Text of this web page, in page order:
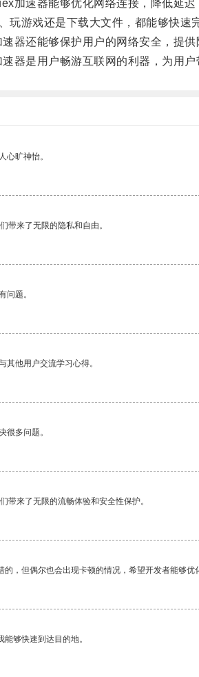
速器能够优化网络连接，降低延迟
游戏还是下载大文件，都能够快速完
还能够保护用户的网络安全，提供
是用户畅游互联网的利器，为用户
心旷神怡。
带来了无限的隐私和自由。
问题。
其他用户交流学习心得。
很多问题。
带来了无限的流畅体验和安全性保护。
，但偶尔也会出现卡顿的情况，希望开发者能够优
够快速到达目的地。